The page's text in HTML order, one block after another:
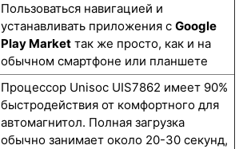
Пользоваться навигацией и
устанавливать приложения с Google
Play Market так же просто, как и на
обычном смартфоне или планшете
Процессор Unisoc UIS7862 имеет 90%
быстродействия от комфортного для
автомагнитол. Полная загрузка
обычно занимает около 20-30 секунд,